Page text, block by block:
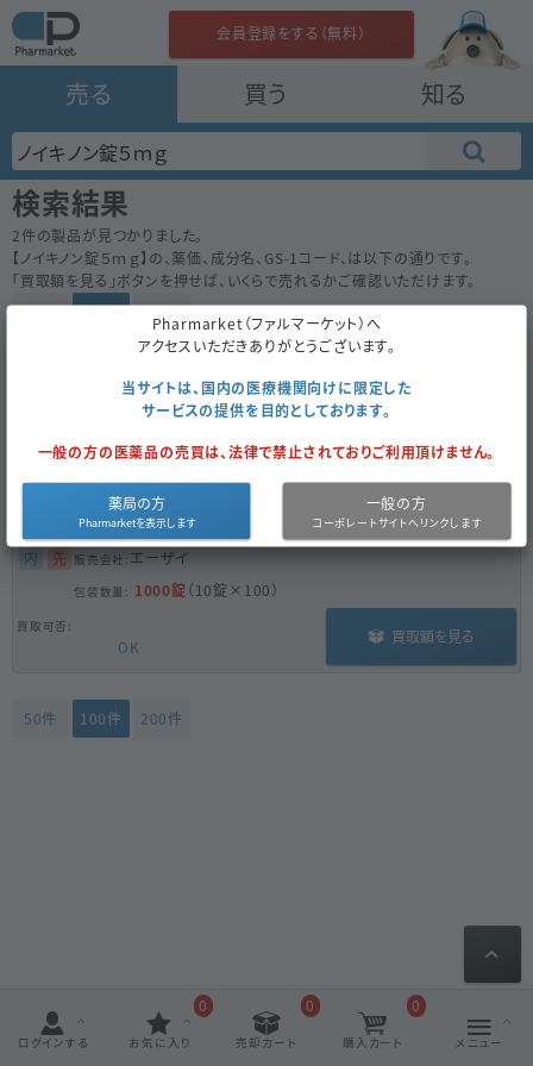
売る 買う 知る
会員登録をする（無料）
検索結果
2件の製品が見つかりました。
【ノイキノン錠５ｍｇ】の、薬価、成分名、GS-1コード、は以下の通りです。
「買取額を見る」ボタンを押せば、いくらで売れるかご確認いただけます。
50件
100件 200件
ノイキノン錠５ｍｇ
100錠（10錠×10）
エーザイ
買取額を見る
内 先
ノイキノン錠５ｍｇ
1000錠（10錠×100）
エーザイ
OK
買取額を見る
50件 100件 200件
ログインする お気に入り
0
売却カート
0
購入カート
0
メニュー
Pharmarket（ファルマーケット）へ
アクセスいただきありがとうございます。
当サイトは、国内の医療機関向けに限定した
サービスの提供を目的としております。
一般の方の医薬品の売買は、法律で禁止されておりご利用頂けません。
薬局の方 一般の方